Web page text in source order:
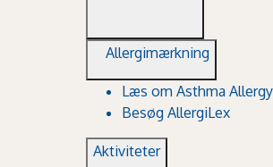
Allergimærkning
Læs om Asthma
Besøg AllergiLex
Aktiviteter